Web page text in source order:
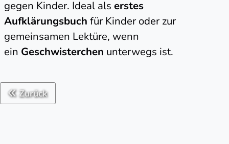
gegen Kinder. Ideal als erstes
Aufklärungsbuch für Kinder oder zur
gemeinsamen Lektüre, wenn
ein Geschwisterchen unterwegs ist.
Zurück